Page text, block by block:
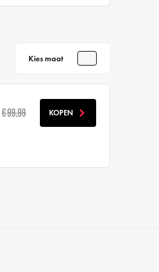
Kies maat
€ 99,99 KOPEN